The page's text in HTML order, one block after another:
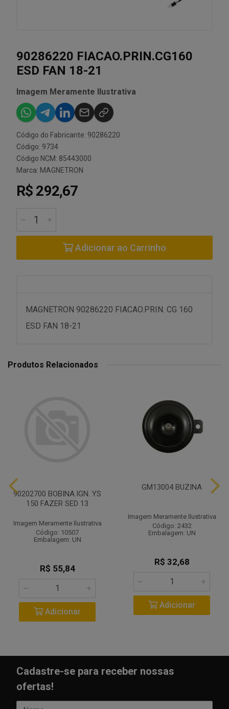
90286220 FIACAO.PRIN.CG160
ESD FAN 18-21
Imagem Meramente Ilustrativa
Código do Fabricante: 90286220
Código: 9734
Código NCM: 85443000
Marca: MAGNETRON
R$ 292,67
Adicionar ao Carrinho
MAGNETRON 90286220 FIACAO.PRIN. CG 160
ESD FAN 18-21
Produtos Relacionados
90202700 BOBINA.IGN. YS
150 FAZER SED 13
Imagem Meramente Ilustrativa
Código: 10507
Embalagem: UN
R$ 55,84
Adicionar
GM13004 BUZINA
Imagem Meramente Ilustrativa
Código: 2432
Embalagem: UN
R$ 32,68
Adicionar
Cadastre-se para receber nossas
ofertas!